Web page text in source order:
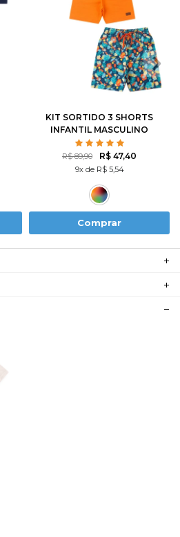
3 4 6
10 12
KIT SORTIDO 3 SHORTS
INFANTIL MASCULINO
AVULSO
R$ 89,90 R$ 47,40
9x de R$ 5,54
Comprar